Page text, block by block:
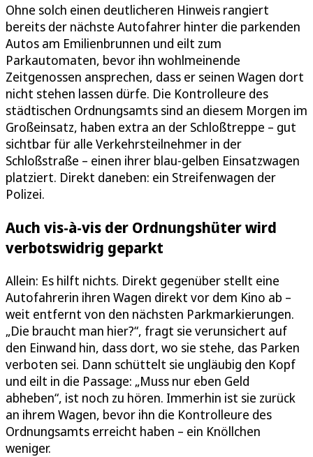
Ohne solch einen deutlicheren Hinweis rangiert
bereits der nächste Autofahrer hinter die parkenden
Autos am Emilienbrunnen und eilt zum
Parkautomaten, bevor ihn wohlmeinende
Zeitgenossen ansprechen, dass er seinen Wagen dort
nicht stehen lassen dürfe. Die Kontrolleure des
städtischen Ordnungsamts sind an diesem Morgen im
Großeinsatz, haben extra an der Schloßtreppe – gut
sichtbar für alle Verkehrsteilnehmer in der
Schloßstraße – einen ihrer blau-gelben Einsatzwagen
platziert. Direkt daneben: ein Streifenwagen der
Polizei.
Auch vis-à-vis der Ordnungshüter wird
verbotswidrig geparkt
Allein: Es hilft nichts. Direkt gegenüber stellt eine
Autofahrerin ihren Wagen direkt vor dem Kino ab –
weit entfernt von den nächsten Parkmarkierungen.
„Die braucht man hier?“, fragt sie verunsichert auf
den Einwand hin, dass dort, wo sie stehe, das Parken
verboten sei. Dann schüttelt sie ungläubig den Kopf
und eilt in die Passage: „Muss nur eben Geld
abheben“, ist noch zu hören. Immerhin ist sie zurück
an ihrem Wagen, bevor ihn die Kontrolleure des
Ordnungsamts erreicht haben – ein Knöllchen
weniger.